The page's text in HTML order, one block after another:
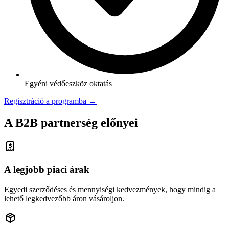
Egyéni védőeszköz oktatás
Regisztráció a programba →
A B2B partnerség előnyei
A legjobb piaci árak
Egyedi szerződéses és mennyiségi kedvezmények, hogy mindig a
lehető legkedvezőbb áron vásároljon.